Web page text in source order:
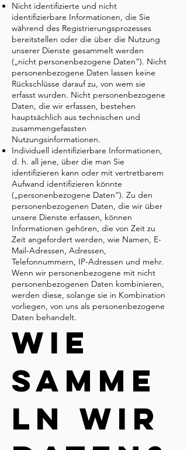
Nicht identifizierte und nicht
identifizierbare Informationen, die Sie
während des Registrierungsprozesses
bereitstellen oder die über die Nutzung
unserer Dienste gesammelt werden
(„nicht personenbezogene Daten“). Nicht
personenbezogene Daten lassen keine
Rückschlüsse darauf zu, von wem sie
erfasst wurden. Nicht personenbezogene
Daten, die wir erfassen, bestehen
hauptsächlich aus technischen und
zusammengefassten
Nutzungsinformationen.
Individuell identifizierbare Informationen,
d. h. all jene, über die man Sie
identifizieren kann oder mit vertretbarem
Aufwand identifizieren könnte
(„personenbezogene Daten“). Zu den
personenbezogenen Daten, die wir über
unsere Dienste erfassen, können
Informationen gehören, die von Zeit zu
Zeit angefordert werden, wie Namen, E-
Mail-Adressen, Adressen,
Telefonnummern, IP-Adressen und mehr.
Wenn wir personenbezogene mit nicht
personenbezogenen Daten kombinieren,
werden diese, solange sie in Kombination
vorliegen, von uns als personenbezogene
Daten behandelt.
Wie
samme
ln wir